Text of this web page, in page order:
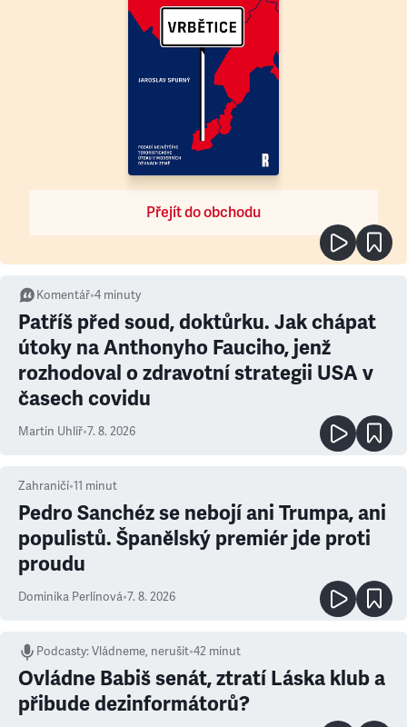
Přejít do obchodu
Komentář•4 minuty
Patříš před soud, doktůrku. Jak chápat
útoky na Anthonyho Fauciho, jenž
rozhodoval o zdravotní strategii USA v
časech covidu
Martin Uhlíř•7. 8. 2026
Zahraničí•11 minut
Pedro Sanchéz se nebojí ani Trumpa, ani
populistů. Španělský premiér jde proti
proudu
Dominika Perlínová•7. 8. 2026
Podcasty:Vládneme, nerušit•42 minut
Ovládne Babiš senát, ztratí Láska klub a
přibude dezinformátorů?